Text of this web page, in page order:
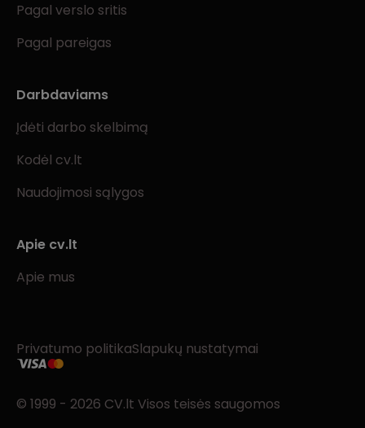
Pagal verslo sritis
Pagal pareigas
Darbdaviams
Įdėti darbo skelbimą
Kodėl cv.lt
Naudojimosi sąlygos
Apie cv.lt
Apie mus
Privatumo politikaSlapukų nustatymai
© 1999 - 2026 CV.lt Visos teisės saugomos